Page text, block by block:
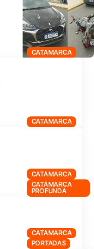
CATAMARCA
CATAMARCA
CATAMARCA
CATAMARCA
PROFUNDA
CATAMARCA
PORTADAS